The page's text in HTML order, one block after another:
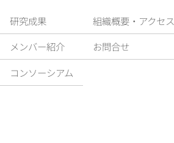
研究成果
メンバー紹介
コンソーシアム
組織概要‧アクセス
お問合せ